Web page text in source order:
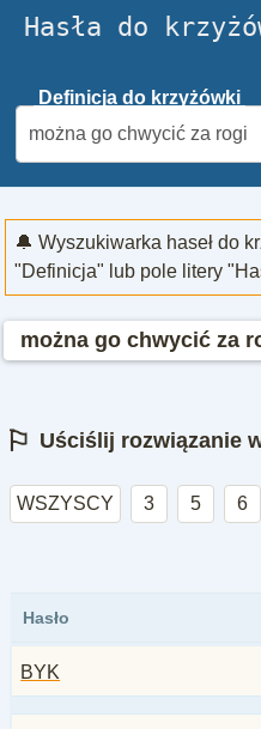
Hasła do
Definicja do krzyżówki
🔔 Wyszukiwarka haseł do
"Definicja" lub pole litery
można go chwycić za
⚐ Uściślij rozwiązanie
WSZYSCY 3 5 6
Hasło
BYK